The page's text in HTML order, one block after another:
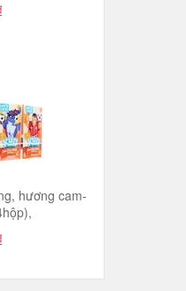
hương cam-